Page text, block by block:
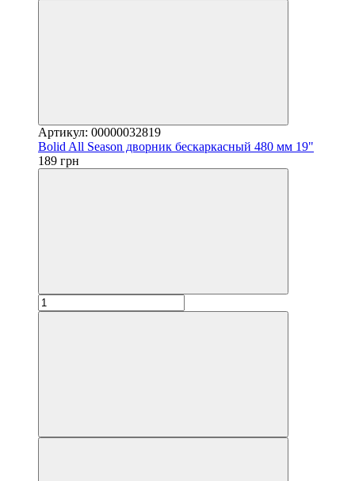
Артикул: 00000032819
Bolid All Season дворник бескаркасный 480 мм 19"
189 грн